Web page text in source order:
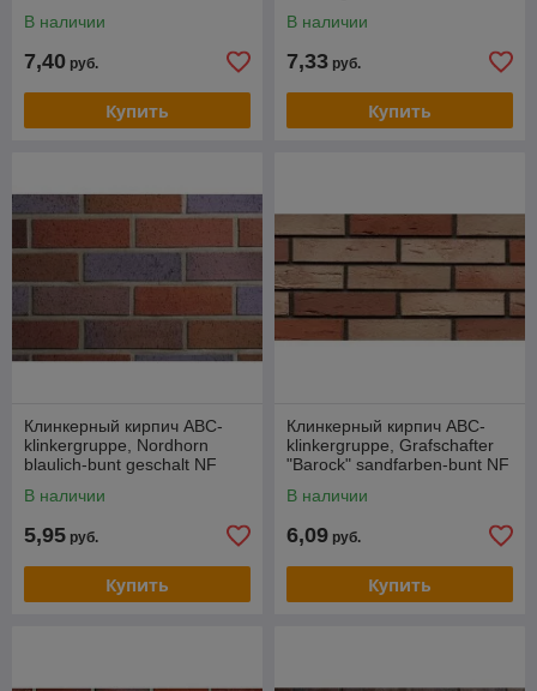
В наличии
7,40 руб.
Купить
В наличии
7,33 руб.
Купить
Клинкерный кирпич ABC-
klinkergruppe, Nordhorn
blaulich-bunt geschalt NF
В наличии
5,95 руб.
Купить
Клинкерный кирпич ABC-
klinkergruppe, Grafschafter
"Barock" sandfarben-bunt NF
В наличии
6,09 руб.
Купить